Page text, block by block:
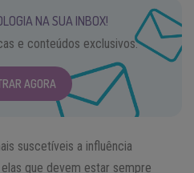
NA SUA INBOX!
e conteúdos exclusivos.
AGORA
suscetíveis a influência
que devem estar sempre